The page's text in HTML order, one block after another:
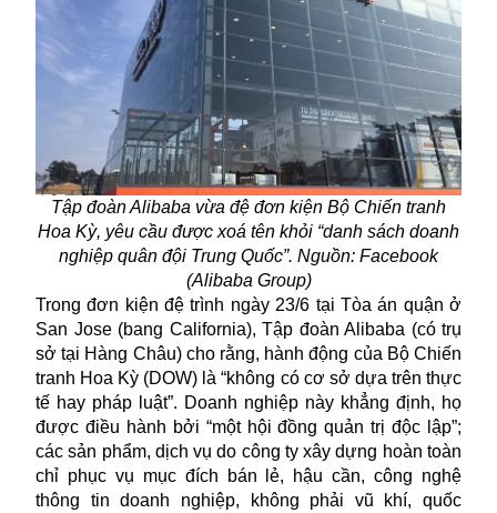
Tập đoàn Alibaba vừa đệ đơn kiện Bộ Chiến tranh
Hoa Kỳ, yêu cầu được xoá tên khỏi “danh sách doanh
nghiệp quân đội Trung Quốc”. Nguồn: Facebook
(Alibaba Group)
Trong đơn kiện đệ trình ngày 23/6 tại Tòa án quận ở
San Jose (bang California), Tập đoàn Alibaba (có trụ
sở tại Hàng Châu) cho rằng, hành động của Bộ Chiến
tranh Hoa Kỳ (DOW) là “không có cơ sở dựa trên thực
tế hay pháp luật”. Doanh nghiệp này khẳng định, họ
được điều hành bởi “một hội đồng quản trị độc lập”;
các sản phẩm, dịch vụ do công ty xây dựng hoàn toàn
chỉ phục vụ mục đích bán lẻ, hậu cần, công nghệ
thông tin doanh nghiệp, không phải vũ khí, quốc